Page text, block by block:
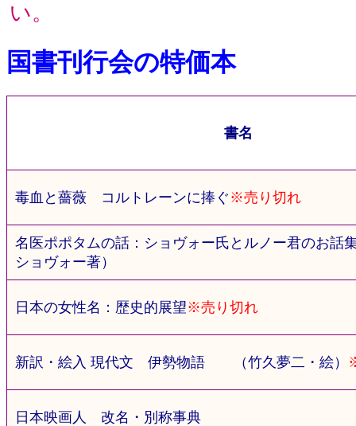
い。
国書刊行会の特価本
書名
毒血と薔薇 コルトレーンに捧ぐ ※売り切れ
名医ポポタムの話：ショヴォー氏とルノー君のお話
ショヴォー著）
日本の女性名：歴史的展望※売り切れ
新訳・絵入 現代文 伊勢物語 （竹久夢二・絵）
日本映画人 改名・別称事典